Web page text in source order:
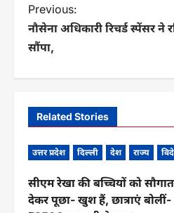
P
o
n
v
i
Previous:
नौसेना अधिकारी रिचर्ड स्पेंसर ने
सौंपा,
Related Stories
उत्तर प्रदेश दिल्ली देश राज्य
सीएम रेखा की बच्चियों को
देकर पूछा- खुश हैं, छात्राएं